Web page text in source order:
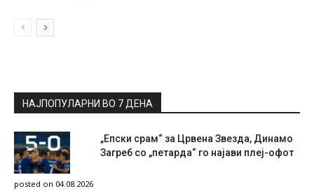
НАЈПОПУЛАРНИ ВО 7 ДЕНА
„Епски срам“ за Црвена Звезда, Динамо
Загреб со „петарда“ го најави плеј-офот
posted on 04.08.2026